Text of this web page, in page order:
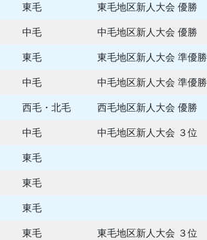
東毛 東毛地区新人大会 優勝
中毛 中毛地区新人大会 優勝
東毛 東毛地区新人大会 準優勝
中毛 中毛地区新人大会 準優勝
西毛・北毛 西毛地区新人大会 優勝
中毛 中毛地区新人大会 ３位
東毛
東毛
東毛
東毛 東毛地区新人大会 ３位